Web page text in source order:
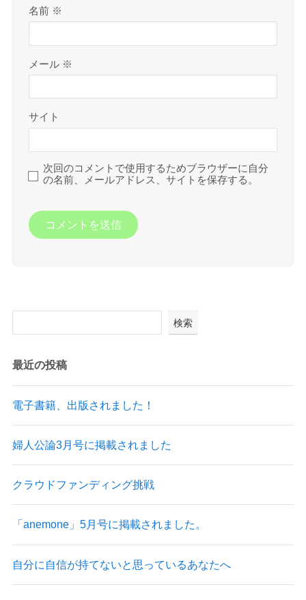
名前 ※
メール ※
サイト
次回のコメントで使用するためブラウザーに自分
の名前、メールアドレス、サイトを保存する。
検索
最近の投稿
電子書籍、出版されました！
婦人公論3月号に掲載されました
クラウドファンディング挑戦
「anemone」5月号に掲載されました。
自分に自信が持てないと思っているあなたへ